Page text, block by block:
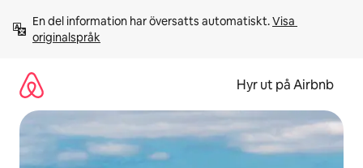
innehåll
En del information har översatts automatiskt. Visa
originalspråk
Hyr ut på Airbnb